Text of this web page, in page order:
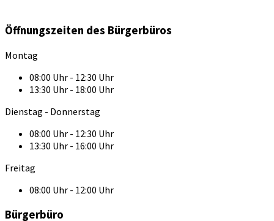
Öffnungszeiten des Bürgerbüros
Montag
08:00 Uhr - 12:30 Uhr
13:30 Uhr - 18:00 Uhr
Dienstag - Donnerstag
08:00 Uhr - 12:30 Uhr
13:30 Uhr - 16:00 Uhr
Freitag
08:00 Uhr - 12:00 Uhr
Bürgerbüro